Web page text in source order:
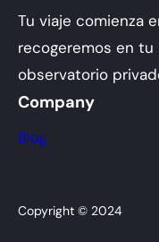
Tu viaje comienza
recogeremos en
observatorio
Company
Blog
Copyright © 2024